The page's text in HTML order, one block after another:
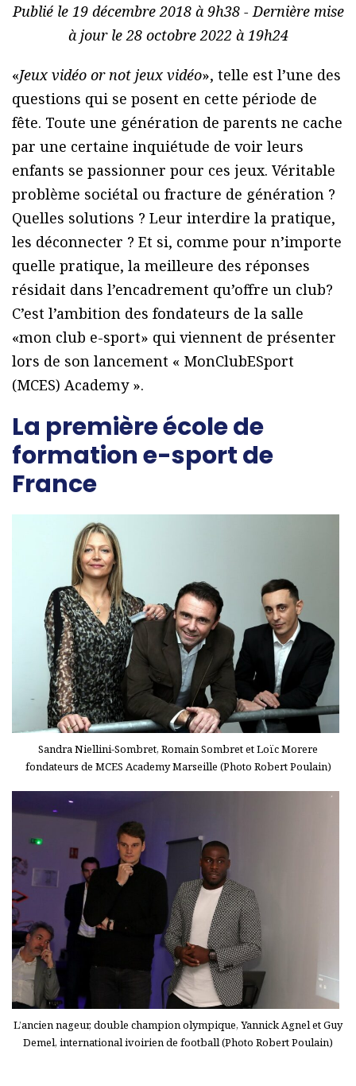
Publié le 19 décembre 2018 à 9h38 - Dernière mise
à jour le 28 octobre 2022 à 19h24
«Jeux vidéo or not jeux vidéo», telle est l’une des
questions qui se posent en cette période de
fête. Toute une génération de parents ne cache
par une certaine inquiétude de voir leurs
enfants se passionner pour ces jeux. Véritable
problème sociétal ou fracture de génération ?
Quelles solutions ? Leur interdire la pratique,
les déconnecter ? Et si, comme pour n’importe
quelle pratique, la meilleure des réponses
résidait dans l’encadrement qu’offre un club?
C’est l’ambition des fondateurs de la salle
«mon club e-sport» qui viennent de présenter
lors de son lancement « MonClubESport
(MCES) Academy ».
La première école de
formation e-sport de
France
Sandra Niellini-Sombret, Romain Sombret et Loïc Morere
fondateurs de MCES Academy Marseille (Photo Robert Poulain)
L’ancien nageur, double champion olympique, Yannick Agnel et Guy
Demel, international ivoirien de football (Photo Robert Poulain)